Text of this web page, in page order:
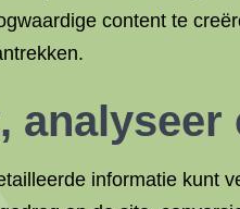
content te
informatie kunt